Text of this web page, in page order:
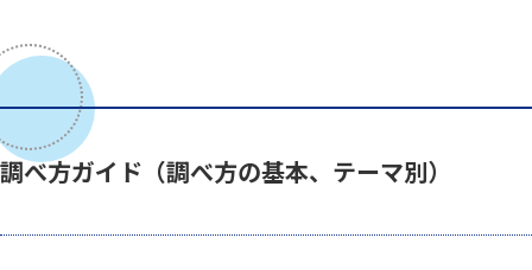
調べ方ガイド（調べ方の基本、テーマ別）